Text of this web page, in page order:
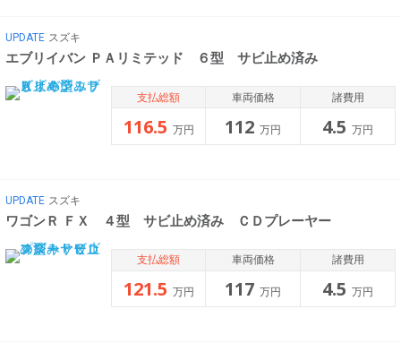
UPDATE スズキ
エブリイバン ＰＡリミテッド ６型 サビ止め済み
支払総額
116.5 万円
車両価格
112 万円
諸費用
4.5 万円
UPDATE スズキ
ワゴンＲ ＦＸ ４型 サビ止め済み ＣＤプレーヤー
支払総額
121.5 万円
車両価格
117 万円
諸費用
4.5 万円